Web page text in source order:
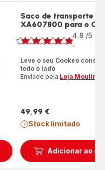
Adicionar ao
Saco de transporte
XA607800 para o
Classificação
4.8 /5
-
Leve o seu Cookeo
todo o lado
Enviado pela Loja Moulinex
Preço
49,99 €
Stock limitado